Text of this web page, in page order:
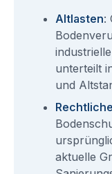
Altlasten:
unterteilt
und
aktuelle